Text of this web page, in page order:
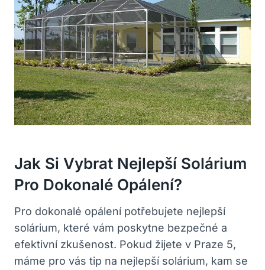
Jak Si ⁢vybrat Nejlepší Solárium ​
Pro Dokonalé Opálení?
Pro dokonalé opálení potřebujete nejlepší⁣
solárium, které‌ vám poskytne bezpečné⁢ a
efektivní zkušenost. Pokud žijete v Praze 5,
máme pro vás tip na nejlepší solárium, kam se